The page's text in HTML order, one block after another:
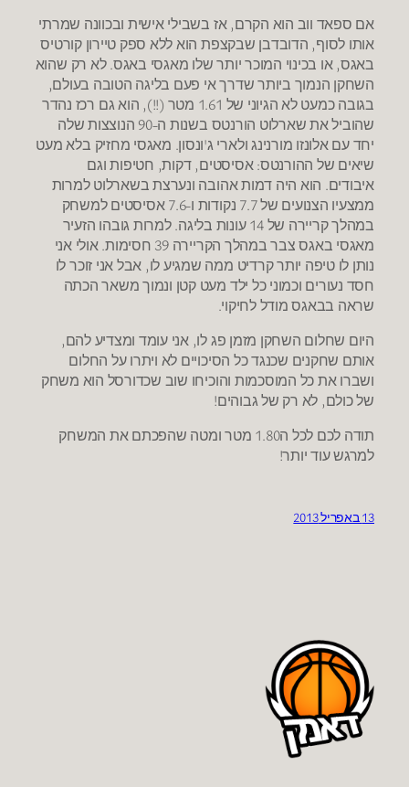
אם ספאד ווב הוא הקרם, אז בשבילי אישית ובכוונה שמרתי
אותו לסוף, הדובדבן שבקצפת הוא ללא ספק טיירון קורטיס
באגס, או בכינוי המוכר יותר שלו מאגסי באגס. לא רק שהוא
השחקן הנמוך ביותר שדרך אי פעם בליגה הטובה בעולם,
בגובה כמעט לא הגיוני של 1.61 מטר (!!), הוא גם רכז נהדר
שהוביל את שארלוט הורנטס בשנות ה-90 הנוצצות שלה
יחד עם אלונזו מורנינג ולארי ג'ונסון. מאגסי מחזיק בלא מעט
שיאים של ההורנטס: אסיסטים, דקות, חטיפות וגם
איבודים. הוא היה דמות אהובה ונערצת בשארלוט למרות
ממצעיו הצנועים של 7.7 נקודות ו-7.6 אסיסטים למשחק
במהלך קריירה של 14 עונות בליגה. למרות גובהו הזעיר
מאגסי באגס צבר במהלך הקריירה 39 חסימות. אולי אני
נותן לו טיפה יותר קרדיט ממה שמגיע לו, אבל אני זוכר לו
חסד נעורים וכמוני כל ילד מעט קטן ונמוך משאר הכתה
שראה בבאגס מודל לחיקוי.
היום שחלום השחקן מזמן פג לו, אני עומד ומצדיע להם,
אותם שחקנים שכנגד כל הסיכויים לא ויתרו על החלום
ושברו את כל המוסכמות והוכיחו שוב שכדורסל הוא משחק
של כולם, לא רק של גבוהים!
תודה לכם לכל ה1.80 מטר ומטה שהפכתם את המשחק
למרגש עוד יותר!
13 באפריל 2013